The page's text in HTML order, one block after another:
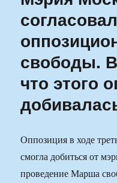
свободы.
что этого
Оппозиция в ходе
смогла добиться от
проведение Марша